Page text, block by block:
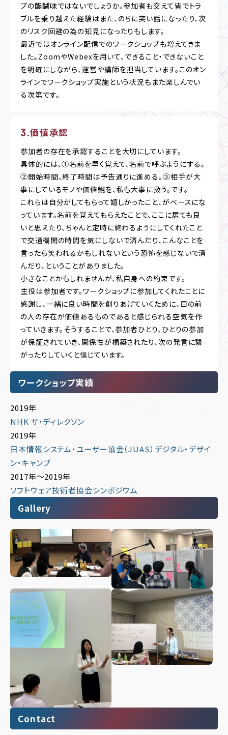
プの醍醐味ではないでしょうか。参加者も交えて皆でトラ
ブルを乗り越えた経験はまた、のちに笑い話になったり、次
のリスク回避の為の知見になったりもします。
最近ではオンライン配信でのワークショップも増えてきま
した。ZoomやWebexを用いて、できること・できないこと
を明確にしながら、運営や講師を担当しています。このオン
ラインでワークショップ実施という状況もまた楽しんでい
る次第です。
価値承認
参加者の存在を承認することを大切にしています。
具体的には、①名前を早く覚えて、名前で呼ぶようにする。
②開始時間、終了時間は予告通りに進める。③相手が大
事にしているモノや価値観を、私も大事に扱う。です。
これらは自分がしてもらって嬉しかったこと、がベースにな
っています。名前を覚えてもらえたことで、ここに居ても良
いと思えたり、ちゃんと定時に終わるようにしてくれたこと
で交通機関の時間を気にしないで済んだり、こんなことを
言ったら笑われるかもしれないという恐怖を感じないで済
んだり、ということがありました。
小さなことかもしれませんが、私自身への約束です。
主役は参加者です。ワークショップに参加してくれたことに
感謝し、一緒に良い時間を創りあげていくために、目の前
の人の存在が価値あるものであると感じられる空気を作
っていきます。そうすることで、参加者ひとり、ひとりの参加
が保証されていき、関係性が構築されたり、次の発言に繋
がったりしていくと信じています。
ワークショップ実績
2019年
NHK ザ・ディレクソン
2019年
日本情報システム・ユーザー協会（JUAS）デジタル・デザイ
ン・キャンプ
2017年～2019年
ソフトウェア技術者協会シンポジウム
Gallery
Contact